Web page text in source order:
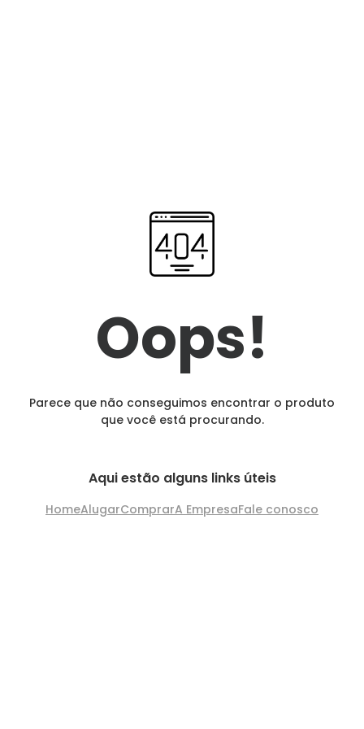
Oops!
Parece que não conseguimos encontrar o produto
que você está procurando.
Aqui estão alguns links úteis
HomeAlugarComprarA EmpresaFale conosco